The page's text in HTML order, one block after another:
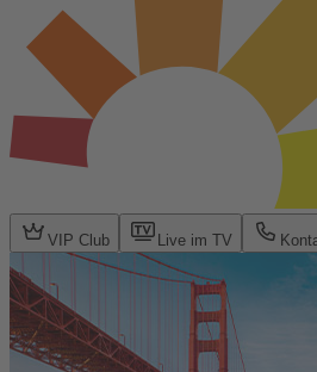
VIP Club Live im TV